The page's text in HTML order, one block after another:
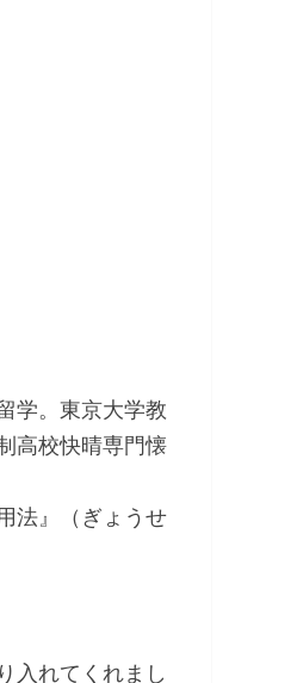
学。東京大学教
高校快晴専門懐
法』（ぎょうせ
入れてくれまし